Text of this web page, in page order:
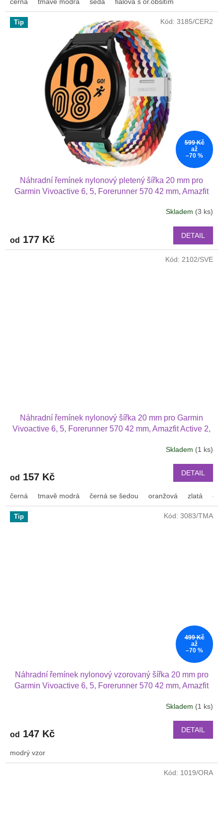
Tip
599 Kč
až
–70 %
Náhradní řemínek nylonový pletený šířka 20 mm pro
Garmin Vivoactive 6, 5, Forerunner 570 42 mm, Amazfit
je
4,0
Skladem (3 ks)
od 177 Kč DETAIL
Kód: 3185/CER2
Náhradní řemínek nylonový šířka 20 mm pro Garmin
Vivoactive 6, 5, Forerunner 570 42 mm, Amazfit Active 2,
Skladem (1 ks)
od 157 Kč DETAIL
černá tmavě modrá černá se šedou oranžová zlatá
Kód: 2102/SVE
Tip
499 Kč
až
–70 %
Náhradní řemínek nylonový vzorovaný šířka 20 mm pro
Garmin Vivoactive 6, 5, Forerunner 570 42 mm, Amazfit
Skladem (1 ks)
od 147 Kč DETAIL
modrý vzor
Kód: 3083/TMA
Kód: 1019/ORA